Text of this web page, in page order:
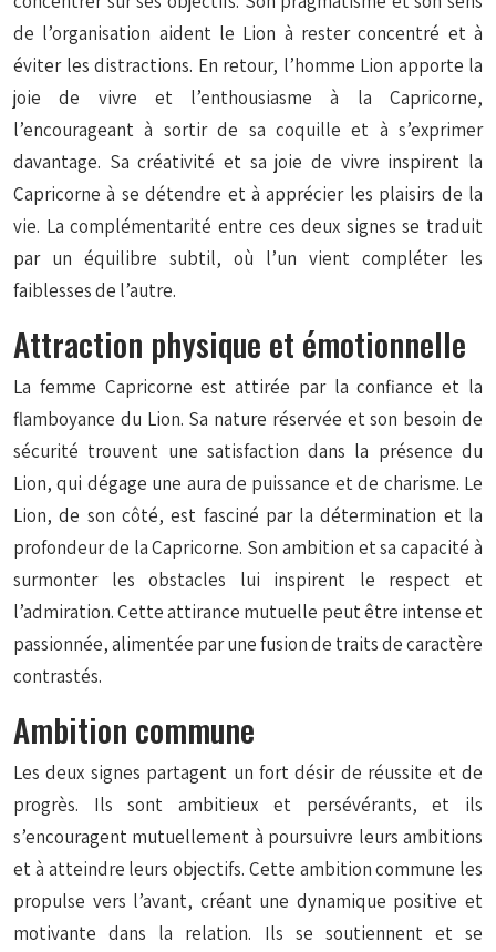
de l’organisation aident le Lion à rester concentré et à
éviter les distractions. En retour, l’homme Lion apporte la
joie de vivre et l’enthousiasme à la Capricorne,
l’encourageant à sortir de sa coquille et à s’exprimer
davantage. Sa créativité et sa joie de vivre inspirent la
Capricorne à se détendre et à apprécier les plaisirs de la
vie. La complémentarité entre ces deux signes se traduit
par un équilibre subtil, où l’un vient compléter les
faiblesses de l’autre.
Attraction physique et émotionnelle
La femme Capricorne est attirée par la confiance et la
flamboyance du Lion. Sa nature réservée et son besoin de
sécurité trouvent une satisfaction dans la présence du
Lion, qui dégage une aura de puissance et de charisme. Le
Lion, de son côté, est fasciné par la détermination et la
profondeur de la Capricorne. Son ambition et sa capacité à
surmonter les obstacles lui inspirent le respect et
l’admiration. Cette attirance mutuelle peut être intense et
passionnée, alimentée par une fusion de traits de caractère
contrastés.
Ambition commune
Les deux signes partagent un fort désir de réussite et de
progrès. Ils sont ambitieux et persévérants, et ils
s’encouragent mutuellement à poursuivre leurs ambitions
et à atteindre leurs objectifs. Cette ambition commune les
propulse vers l’avant, créant une dynamique positive et
motivante dans la relation. Ils se soutiennent et se